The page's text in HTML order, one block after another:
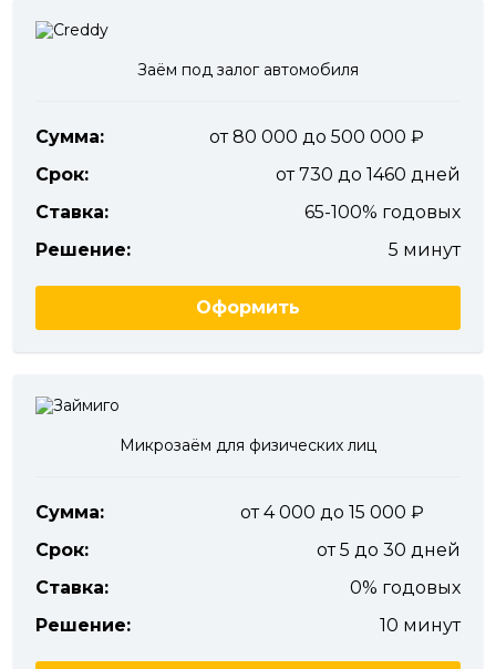
Заём под залог автомобиля
Сумма:
от 80 000 до 500 000
Срок:
от 730 до 1460 дней
Ставка:
65-100% годовых
Решение:
5 минут
Оформить
Микрозаём для физических лиц
Сумма:
от 4 000 до 15 000
Срок:
от 5 до 30 дней
Ставка:
0% годовых
Решение:
10 минут